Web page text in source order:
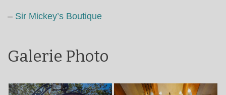
– Sir Mickey’s Boutique
Galerie Photo